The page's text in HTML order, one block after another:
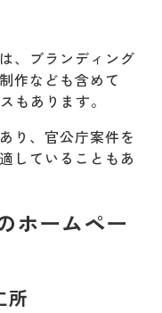
、ブランディング
作なども含めて
もあります。
り、官公庁案件を
していることもあ
ホームペー
所